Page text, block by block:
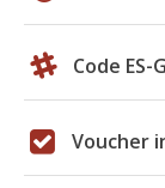
Code ES-
Voucher